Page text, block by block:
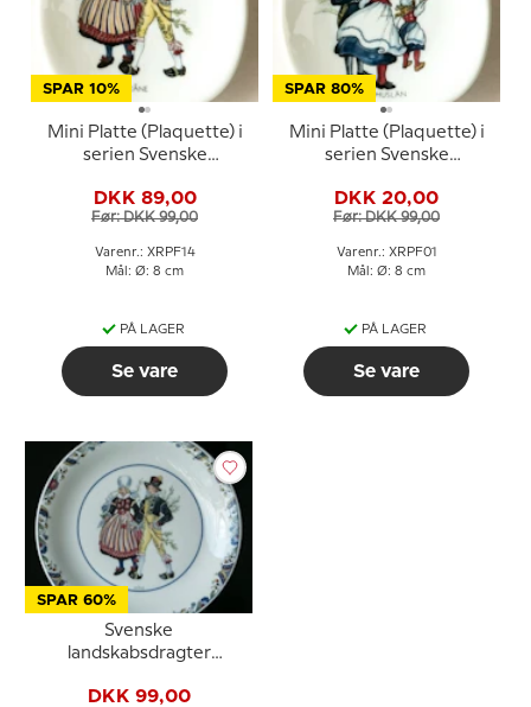
SPAR 10%
Mini Platte (Plaquette) i
serien Svenske
Skåne
DKK 89,00
Før: DKK 99,00
Varenr.: XRPF14
Mål: Ø: 8 cm
PÅ LAGER
Se vare
SPAR 80%
Mini Platte (Plaquette) i
serien Svenske
Bohuslän
DKK 20,00
Før: DKK 99,00
Varenr.: XRPF01
Mål: Ø: 8 cm
PÅ LAGER
Se vare
SPAR 60%
Svenske
landskabsdragter
DKK 99,00